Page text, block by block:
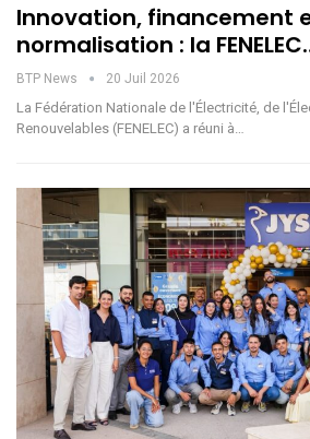
Innovation, financement
normalisation : la
BTP News 20 Juil 2026
La Fédération Nationale de l'Électricité, de
Renouvelables (FENELEC) a réuni à…